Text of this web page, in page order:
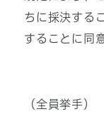
ちに採決する
することに同
（全員挙手）